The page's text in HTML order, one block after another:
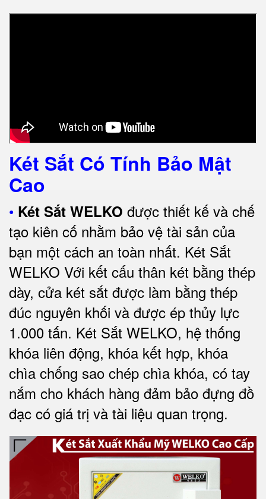
Két Sắt Có Tính Bảo Mật
Cao
• Két Sắt WELKO được thiết kế và chế
tạo kiên cố nhằm bảo vệ tài sản của
bạn một cách an toàn nhất. Két Sắt
WELKO Với kết cấu thân két bằng thép
dày, cửa két sắt được làm bằng thép
đúc nguyên khối và được ép thủy lực
1.000 tấn. Két Sắt WELKO, hệ thống
khóa liên động, khóa kết hợp, khóa
chìa chống sao chép chìa khóa, có tay
nắm cho khách hàng đảm bảo đựng đồ
đạc có giá trị và tài liệu quan trọng.